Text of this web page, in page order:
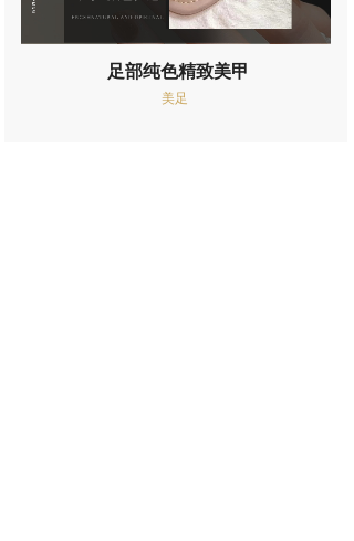
足部纯色精致美甲
美足